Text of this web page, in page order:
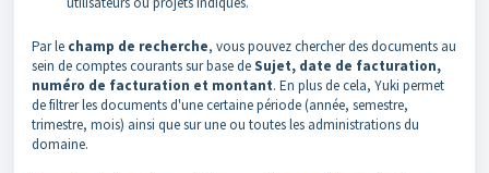
Par le champ de recherche, vous pouvez chercher des documents au
sein de comptes courants sur base deSujet, date de facturation,
numéro de facturation et montant. En plus de cela, Yuki permet
de filtrer les documents d'une certaine période (année, semestre,
trimestre, mois) ainsi que sur une ou toutes les administrations du
domaine.